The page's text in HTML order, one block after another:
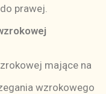
prawej.
mające na
wzrokowego